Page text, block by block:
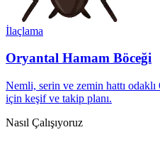
İlaçlama
Oryantal Hamam Böceği
Nemli, serin ve zemin hattı
için keşif ve takip planı.
Nasıl Çalışıyoruz